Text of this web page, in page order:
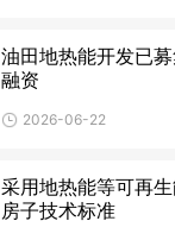
油田地热能开发已
融资
2026-06-22
采用地热能等可再
房子技术标准